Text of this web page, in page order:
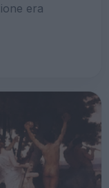
era